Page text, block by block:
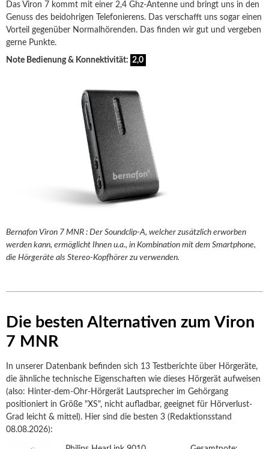
Das Viron 7 kommt mit einer 2,4 Ghz-Antenne und bringt uns in den
Genuss des beidohrigen Telefonierens. Das verschafft uns sogar einen
Vorteil gegenüber Normalhörenden. Das finden wir gut und vergeben
gerne Punkte.
Note Bedienung & Konnektivität: 2,0
Bernafon Viron 7 MNR : Der Soundclip-A, welcher zusätzlich erworben
werden kann, ermöglicht Ihnen u.a., in Kombination mit dem Smartphone,
die Hörgeräte als Stereo-Kopfhörer zu verwenden.
Die besten Alternativen zum Viron
7 MNR
In unserer Datenbank befinden sich 13 Testberichte über Hörgeräte,
die ähnliche technische Eigenschaften wie dieses Hörgerät aufweisen
(also: Hinter-dem-Ohr-Hörgerät Lautsprecher im Gehörgang
positioniert in Größe "XS", nicht aufladbar, geeignet für Hörverlust-
Grad leicht & mittel). Hier sind die besten 3 (Redaktionsstand
08.08.2026):